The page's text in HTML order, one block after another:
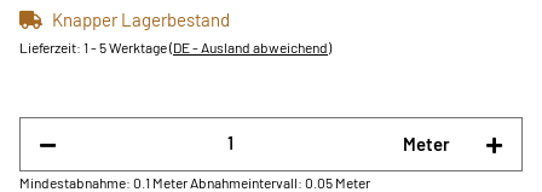
Knapper Lagerbestand
Lieferzeit: 1 - 5 Werktage(DE - Ausland abweichend)
Meter
Mindestabnahme: 0.1 Meter Abnahmeintervall: 0.05 Meter